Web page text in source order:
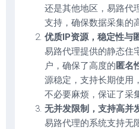
还是其他地区，易路代
支持，确保数据采集的
优质IP资源，稳定性与
易路代理提供的静态住
户，确保了高度的匿名
源稳定，支持长期使用
不必要麻烦，保证了采
无并发限制，支持高并
易路代理的系统支持无